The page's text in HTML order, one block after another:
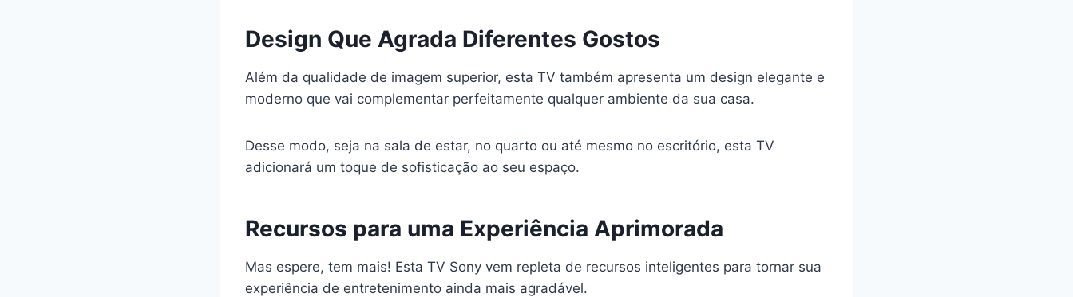
Design Que Agrada Diferentes Gostos
Além da qualidade de imagem superior, esta TV também apresenta um design elegante e
moderno que vai complementar perfeitamente qualquer ambiente da sua casa.
Desse modo, seja na sala de estar, no quarto ou até mesmo no escritório, esta TV
adicionará um toque de sofisticação ao seu espaço.
Recursos para uma Experiência Aprimorada
Mas espere, tem mais! Esta TV Sony vem repleta de recursos inteligentes para tornar sua
experiência de entretenimento ainda mais agradável.